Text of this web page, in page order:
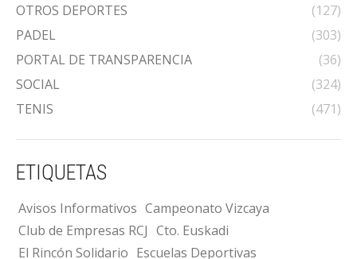
OTROS DEPORTES
(127)
PADEL
(303)
PORTAL DE TRANSPARENCIA
(36)
SOCIAL
(324)
TENIS
(471)
ETIQUETAS
Avisos Informativos Campeonato Vizcaya
Club de Empresas RCJ Cto. Euskadi
El Rincón Solidario Escuelas Deportivas